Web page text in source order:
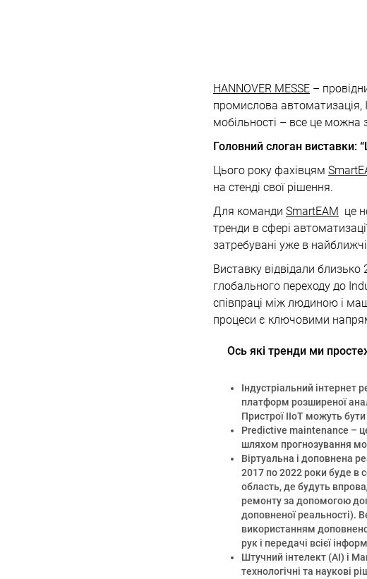
HANNOVER MESSE –
промислова автоматизація,
мобільності – все це можна
Головний слоган виставки:
Цього року фахівцям
на стенді свої рішення.
Для команди SmartEAM це
тренди в сфері
затребувані уже в
Виставку відвідали
глобального переходу до
співпраці між людиною і
процеси є ключовими
Ось які тренди ми
Індустріальний інтернет
платформ розширеної
Пристрої IIoT можуть
Predictive maintenance –
шляхом прогнозування
Віртуальна і доповнена
2017 по 2022 роки буде в
область, де будуть
ремонту за допомогою
доповненої реальності).
використанням
рук і передачі всієї
Штучний інтелект (AI) і
технологічні та наукові